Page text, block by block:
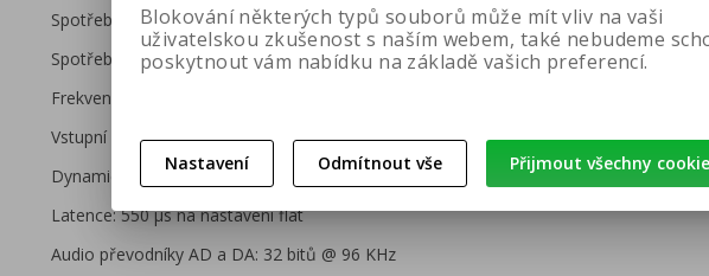
Spotřeba energie (nečinnost): 200 W
Spotřeba energie (v provozu): 6350 Wattů
Frekvenční odezva: +/- 1 dB od 10 Hz do 20 kHz
Vstupní impedance / vstupní citlivost: 20 K Ohmů / 18 dBu
Dynamický rozsah / TDH + N: 110 dB nevážené / typické 0,01% na nastavení flat
Latence: 550 μs na nastavení flat
Audio převodníky AD a DA: 32 bitů @ 96 KHz
Blokování některých typů souborů může mít vliv na vaši
uživatelskou zkušenost s naším webem, také nebudeme
poskytnout vám nabídku na základě vašich preferencí.
Nastavení Odmítnout vše Přijmout všechny